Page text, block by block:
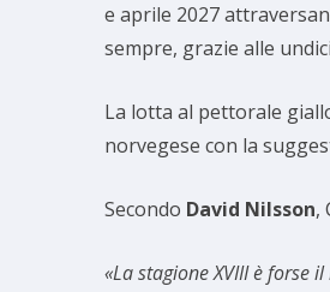
e aprile 2027
sempre, grazie alle
La lotta al pettorale
norvegese con la
Secondo David Nilsson,
«La stagione XVIII è